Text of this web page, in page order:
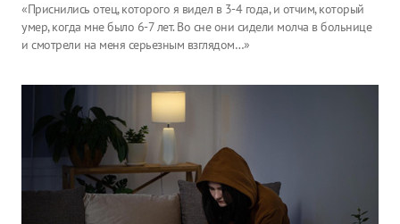
«Приснились отец, которого я видел в 3-4 года, и отчим, который
умер, когда мне было 6-7 лет. Во сне они сидели молча в больнице
и смотрели на меня серьезным взглядом…»